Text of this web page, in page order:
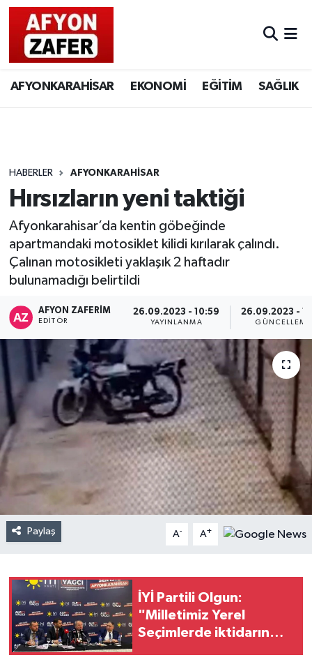
AFYONKARAHİSAR EKONOMİ EĞİTİM SAĞLIK
HABERLER AFYONKARAHİSAR
Hırsızların yeni taktiği
Afyonkarahisar’da kentin göbeğinde
apartmandaki motosiklet kilidi kırılarak çalındı.
Çalınan motosikleti yaklaşık 2 haftadır
bulunamadığı belirtildi
AFYON ZAFERİM
EDITÖR
26.09.2023 - 10:59
YAYINLANMA
26.09.2023 -
GÜNCELLEME
Paylaş A- A+
İYİ Partili Olgun:
"Milletimiz Yerel
Seçimlerde iktidarın